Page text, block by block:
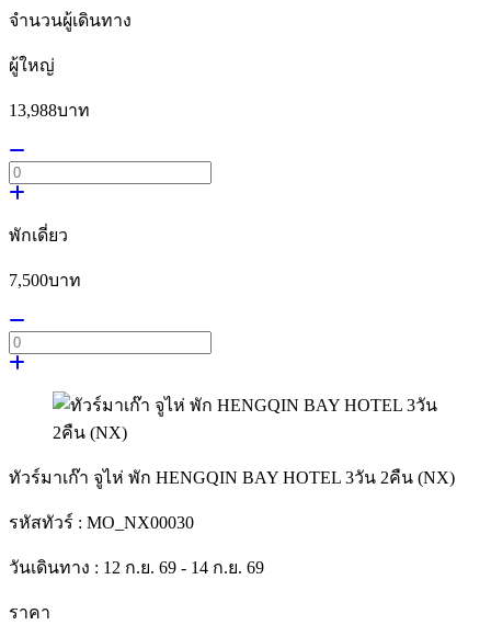
จำนวนผู้เดินทาง
ผู้ใหญ่
13,988บาท
พักเดี่ยว
7,500บาท
ทัวร์มาเก๊า จูไห่ พัก HENGQIN BAY HOTEL 3วัน 2คืน (NX)
รหัสทัวร์ : MO_NX00030
วันเดินทาง : 12 ก.ย. 69 - 14 ก.ย. 69
ราคา